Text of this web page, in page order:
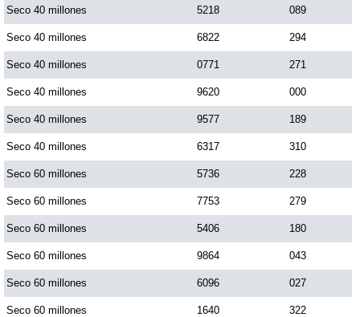
Seco 40 millones 5218 089
Seco 40 millones 6822 294
Seco 40 millones 0771 271
Seco 40 millones 9620 000
Seco 40 millones 9577 189
Seco 40 millones 6317 310
Seco 60 millones 5736 228
Seco 60 millones 7753 279
Seco 60 millones 5406 180
Seco 60 millones 9864 043
Seco 60 millones 6096 027
Seco 60 millones 1640 322